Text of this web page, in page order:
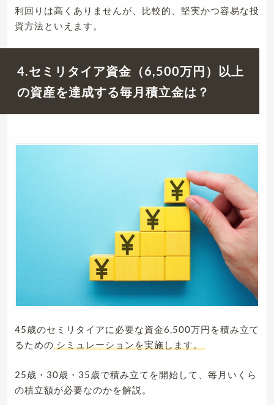
利回りは高くありませんが、比較的、堅実かつ容易な投
資方法といえます。
4.セミリタイア資金（6,500万円）以上
の資産を達成する毎月積立金は？
45歳のセミリタイアに必要な資金6,500万円を積み立て
るための シミュレーションを実施します。
25歳・30歳・35歳で積み立てを開始して、毎月いくら
の積立額が必要なのかを解説。